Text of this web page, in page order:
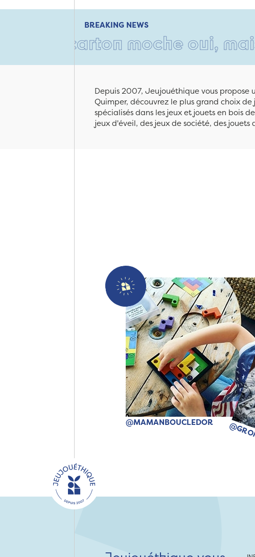
BREAKING NEWS
carton moche oui, mais
Depuis 2007, Jeujouéthique vous
Quimper, découvrez le plus grand choix
spécialisés dans les jeux et jouets en bois
jeux d'éveil, des jeux de société, des
@MAMANBOUCLEDOR